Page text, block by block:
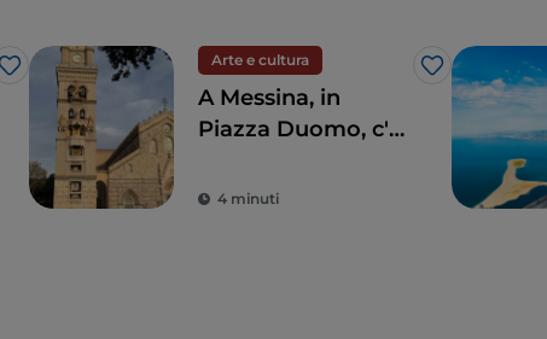
Like
Arte e cultura
Like
A Messina, in
Piazza Duomo, c'è
complesso
4 minuti